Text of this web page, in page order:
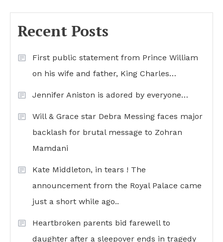
Recent Posts
First public statement from Prince William
on his wife and father, King Charles…
Jennifer Aniston is adored by everyone…
Will & Grace star Debra Messing faces major
backlash for brutal message to Zohran
Mamdani
Kate Middleton, in tears ! The
announcement from the Royal Palace came
just a short while ago..
Heartbroken parents bid farewell to
daughter after a sleepover ends in tragedy